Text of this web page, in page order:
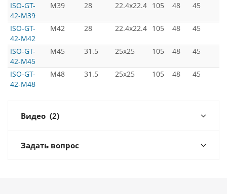
ISO-GT-
42-M39
M39 28 22.4x22.4 105 48 45
ISO-GT-
42-M42
M42 28 22.4x22.4 105 48 45
ISO-GT-
42-M45
M45 31.5 25x25 105 48 45
ISO-GT-
42-M48
M48 31.5 25x25 105 48 45
Видео (2)
Задать вопрос